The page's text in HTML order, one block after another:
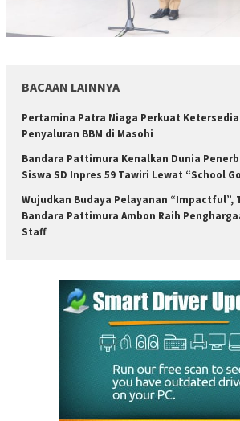
BACAAN LAINNYA
Pertamina Patra Niaga Perkuat
Penyaluran BBM di Masohi
Bandara Pattimura Kenalkan Dunia
Siswa SD Inpres 59 Tawiri Lewat “School
Wujudkan Budaya Pelayanan “Impactful”,
Bandara Pattimura Ambon Raih
Staff